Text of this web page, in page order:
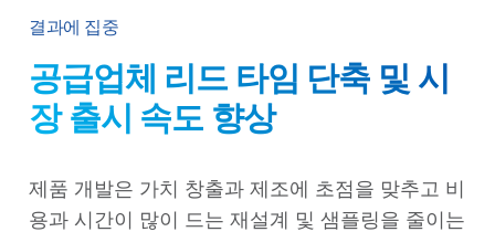
결과에 집중
공급업체 리드 타임 단축 및 시
장 출시 속도 향상
제품 개발은 가치 창출과 제조에 초점을 맞추고 비
용과 시간이 많이 드는 재설계 및 샘플링을 줄이는